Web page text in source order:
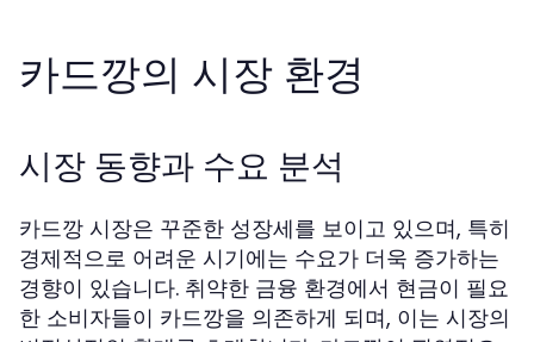
카드깡의 시장 환경
시장 동향과 수요 분석
카드깡 시장은 꾸준한 성장세를 보이고 있으며, 특히
경제적으로 어려운 시기에는 수요가 더욱 증가하는
경향이 있습니다. 취약한 금융 환경에서 현금이 필요
한 소비자들이 카드깡을 의존하게 되며, 이는 시장의